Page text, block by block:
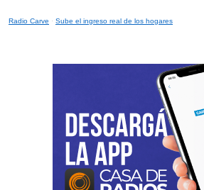
Radio Carve · Sube el ingreso real de los hogares